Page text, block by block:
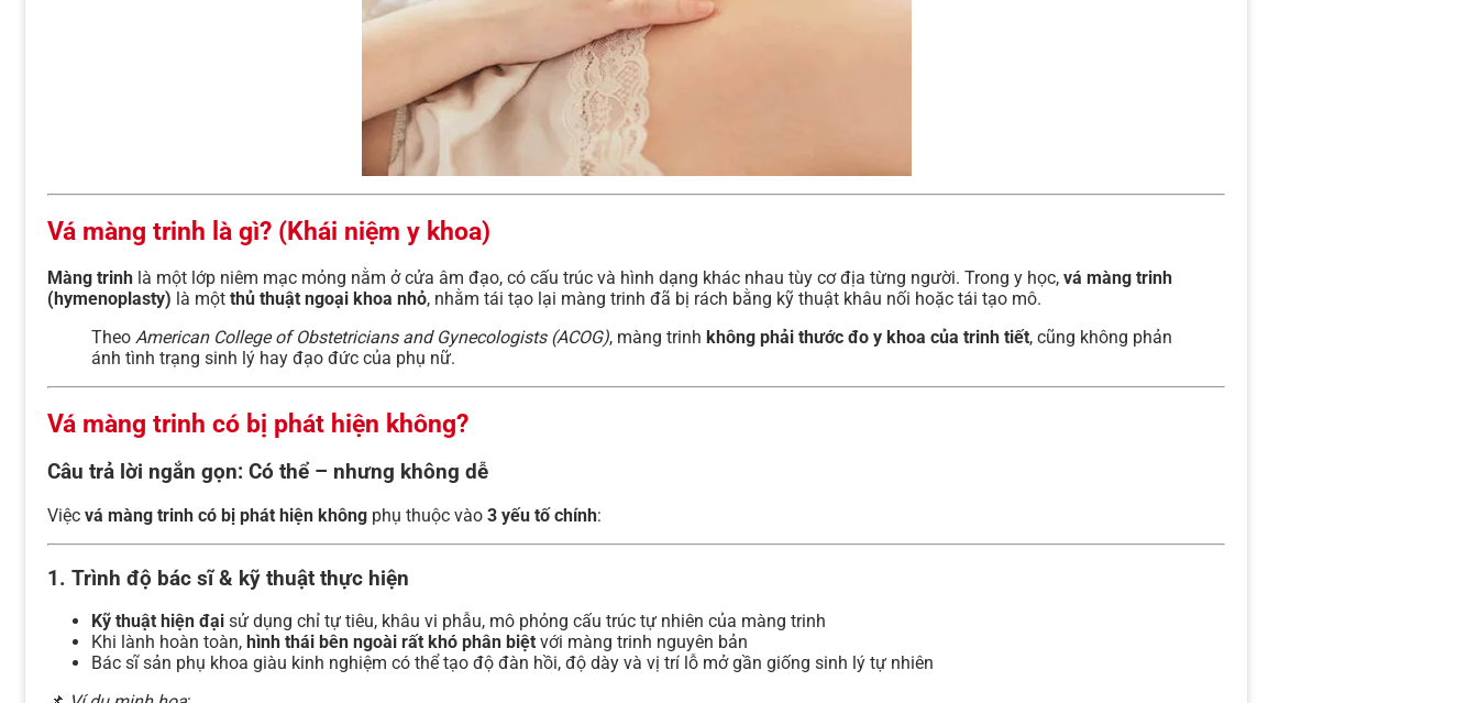
Vá màng trinh là gì? (Khái niệm y khoa)
Màng trinh là một lớp niêm mạc mỏng nằm ở cửa âm đạo, có cấu trúc và hình dạng khác nhau tùy cơ địa từng người. Trong y học, vá màng trinh
(hymenoplasty) là một thủ thuật ngoại khoa nhỏ, nhằm tái tạo lại màng trinh đã bị rách bằng kỹ thuật khâu nối hoặc tái tạo mô.
Theo American College of Obstetricians and Gynecologists (ACOG), màng trinh không phải thước đo y khoa của trinh tiết, cũng không phản
ánh tình trạng sinh lý hay đạo đức của phụ nữ.
Vá màng trinh có bị phát hiện không?
Câu trả lời ngắn gọn: Có thể – nhưng không dễ
Việc vá màng trinh có bị phát hiện không phụ thuộc vào 3 yếu tố chính:
1. Trình độ bác sĩ & kỹ thuật thực hiện
Kỹ thuật hiện đại sử dụng chỉ tự tiêu, khâu vi phẫu, mô phỏng cấu trúc tự nhiên của màng trinh
Khi lành hoàn toàn, hình thái bên ngoài rất khó phân biệt với màng trinh nguyên bản
Bác sĩ sản phụ khoa giàu kinh nghiệm có thể tạo độ đàn hồi, độ dày và vị trí lỗ mở gần giống sinh lý tự nhiên